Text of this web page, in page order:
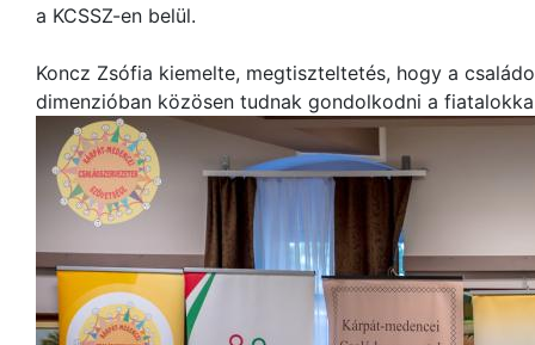
a KCSSZ-en belül.
Koncz Zsófia kiemelte, megtiszteltetés, hogy a
dimenzióban közösen tudnak gondolkodni a